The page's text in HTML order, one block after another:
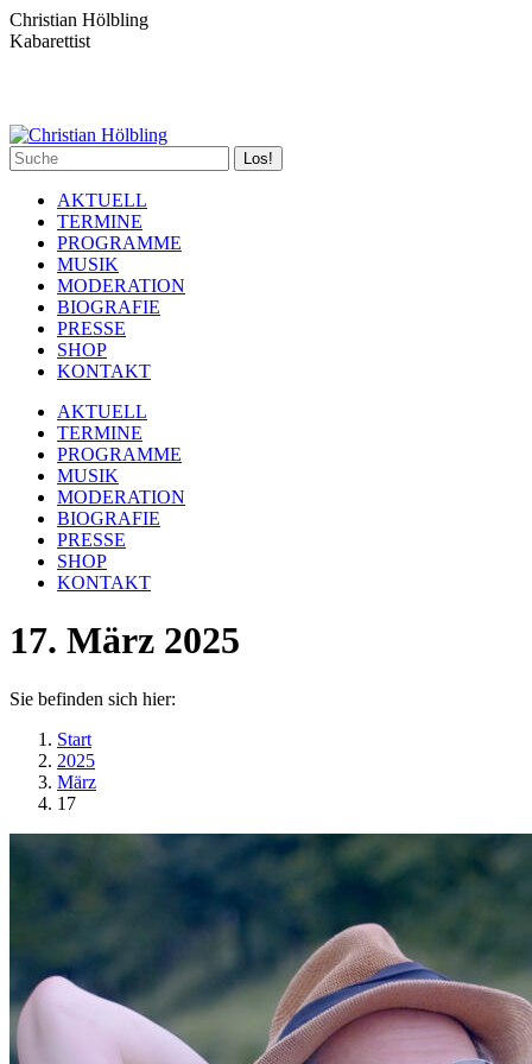
Zum
Inhalt
Christian Hölbling
Kabarettist
Spotify
page
opens
new
window
Facebook
page
opens
new
window
YouTube
page
opens
new
window
Instagram
page
opens
new
window
Search:
AKTUELL
TERMINE
PROGRAMME
MUSIK
MODERATION
BIOGRAFIE
PRESSE
SHOP
KONTAKT
AKTUELL
TERMINE
PROGRAMME
MUSIK
MODERATION
BIOGRAFIE
PRESSE
SHOP
KONTAKT
17. März 2025
Sie befinden sich hier:
Start
2025
März
17